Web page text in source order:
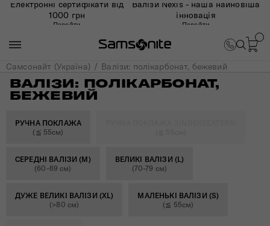
Електронні сертифікати від
1000 грн
Перейти
Валізи Nexis - наша найновіша
інновація
Перейти
Самсонайт (Україна) Валізи: полікарбонат, бежевий
ВАЛІЗИ: ПОЛІКАРБОНАТ,
БЕЖЕВИЙ
РУЧНА ПОКЛАЖА
(≦ 55см)
СЕРЕДНІ ВАЛІЗИ (M)
(60-69 см)
ВЕЛИКІ ВАЛІЗИ (L)
(70-79 см)
ДУЖЕ ВЕЛИКІ ВАЛІЗИ (XL)
(>80 см)
МАЛЕНЬКІ ВАЛІЗИ (S)
(≦ 55см)